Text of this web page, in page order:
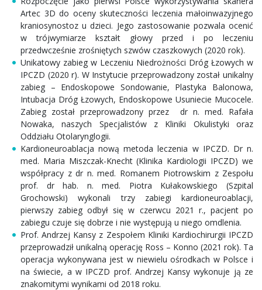
Artec 3D do oceny skuteczności leczenia małoinwazyjnego
kraniosynostoz u dzieci. Jego zastosowanie pozwala ocenić
w trójwymiarze kształt głowy przed i po leczeniu
przedwcześnie zrośniętych szwów czaszkowych (2020 rok).
Unikatowy zabieg w Leczeniu Niedrożności Dróg Łzowych w
IPCZD (2020 r). W Instytucie przeprowadzony został unikalny
zabieg – Endoskopowe Sondowanie, Plastyka Balonowa,
Intubacja Dróg Łzowych, Endoskopowe Usuniecie Mucocele.
Zabieg został przeprowadzony przez dr n. med. Rafała
Nowaka, naszych Specjalistów z Kliniki Okulistyki oraz
Oddziału Otolarynglogii.
Kardioneuroablacja nową metoda leczenia w IPCZD. Dr n.
med. Maria Miszczak-Knecht (Klinika Kardiologii IPCZD) we
współpracy z dr n. med. Romanem Piotrowskim z Zespołu
prof. dr hab. n. med. Piotra Kułakowskiego (Szpital
Grochowski) wykonali trzy zabiegi kardioneuroablacji,
pierwszy zabieg odbył się w czerwcu 2021 r., pacjent po
zabiegu czuje się dobrze i nie występują u niego omdlenia.
Prof. Andrzej Kansy z Zespołem Kliniki Kardiochirurgii IPCZD
przeprowadził unikalną operację Ross – Konno (2021 rok). Ta
operacja wykonywana jest w niewielu ośrodkach w Polsce i
na świecie, a w IPCZD prof. Andrzej Kansy wykonuje ją ze
znakomitymi wynikami od 2018 roku.